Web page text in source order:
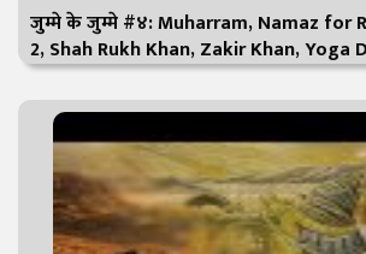
जुम्मे के जुम्मे #४: Muharram, Namaz for
2, Shah Rukh Khan, Zakir Khan, Yoga